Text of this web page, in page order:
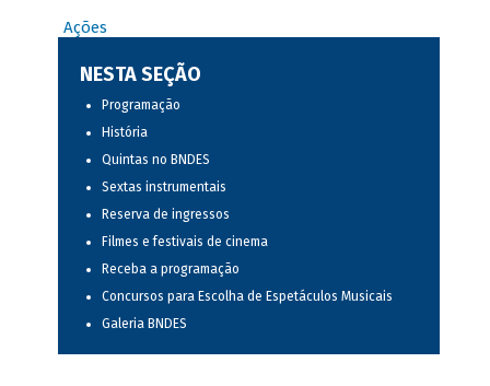
Ações
NESTA SEÇÃO
Programação
História
Quintas no BNDES
Sextas instrumentais
Reserva de ingressos
Filmes e festivais de cinema
Receba a programação
Concursos para Escolha de Espetáculos Musicais
Galeria BNDES